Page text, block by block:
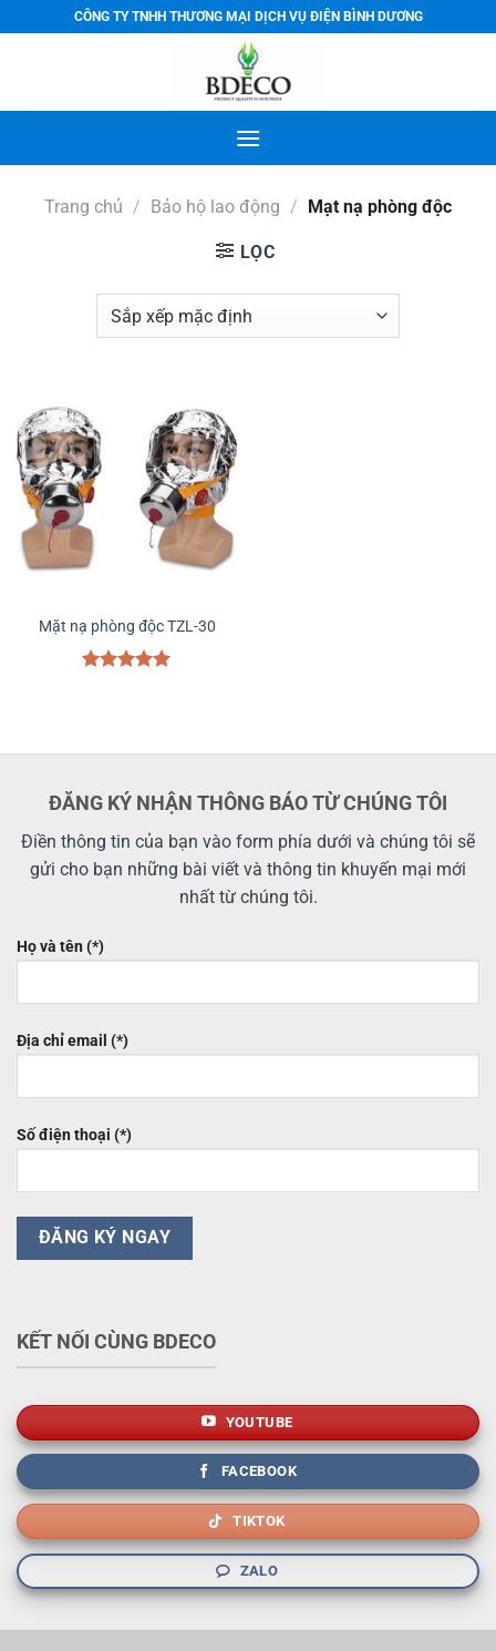
qua
CÔNG TY TNHH THƯƠNG MẠI DỊCH VỤ ĐIỆN BÌNH DƯƠNG
Trang chủ / Bảo hộ lao động / Mạt nạ phòng độc
LỌC
Mặt nạ phòng độc TZL-30
ĐĂNG KÝ NHẬN THÔNG BÁO TỪ CHÚNG TÔI
Điền thông tin của bạn vào form phía dưới và chúng tôi sẽ
gửi cho bạn những bài viết và thông tin khuyến mại mới
nhất từ chúng tôi.
Họ và tên (*)
Địa chỉ email (*)
Số điện thoại (*)
KẾT NỐI CÙNG BDECO
YOUTUBE
FACEBOOK
TIKTOK
ZALO